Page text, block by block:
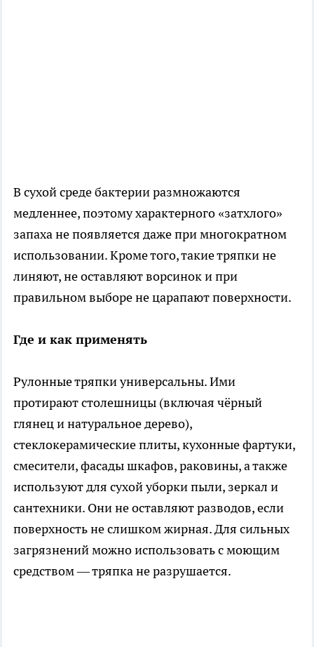
В сухой среде бактерии размножаются
медленнее, поэтому характерного «затхлого»
запаха не появляется даже при многократном
использовании. Кроме того, такие тряпки не
линяют, не оставляют ворсинок и при
правильном выборе не царапают поверхности.
Где и как применять
Рулонные тряпки универсальны. Ими
протирают столешницы (включая чёрный
глянец и натуральное дерево),
стеклокерамические плиты, кухонные фартуки,
смесители, фасады шкафов, раковины, а также
используют для сухой уборки пыли, зеркал и
сантехники. Они не оставляют разводов, если
поверхность не слишком жирная. Для сильных
загрязнений можно использовать с моющим
средством — тряпка не разрушается.